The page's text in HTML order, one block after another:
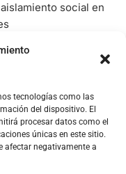
tecnologías como las
del dispositivo. El
procesar datos como el
únicas en este sitio.
afectar negativamente a
social en
y madurez
social en
en la escuela
sociales